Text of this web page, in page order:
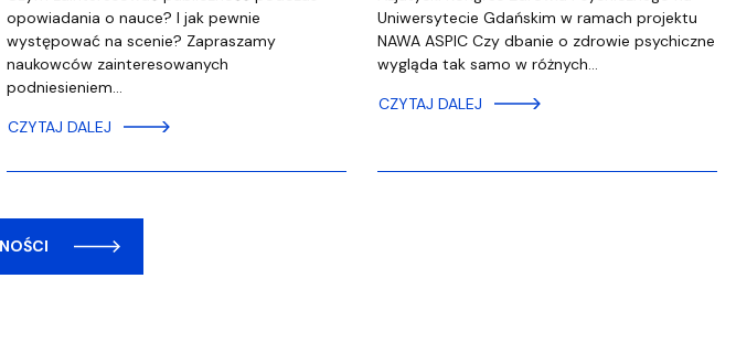
opowiadania o nauce? I jak pewnie
występować na scenie? Zapraszamy
naukowców zainteresowanych
podniesieniem…
CZYTAJ DALEJ
Uniwersytecie Gdańskim w ramach projektu
NAWA ASPIC Czy dbanie o zdrowie psychiczne
wygląda tak samo w różnych…
CZYTAJ DALEJ